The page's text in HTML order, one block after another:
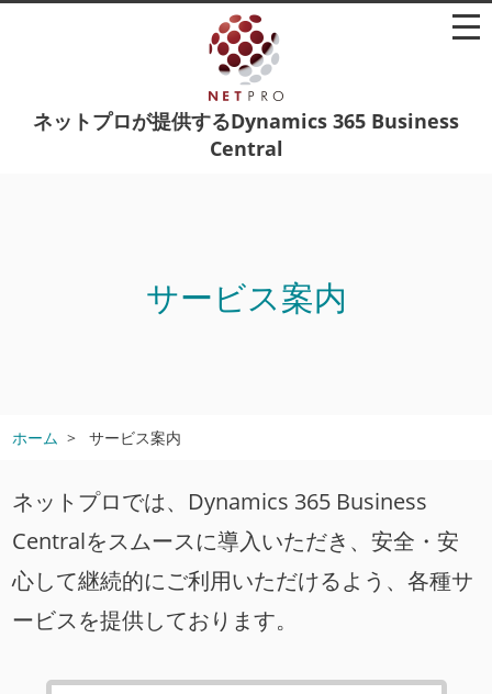
ネットプロが提供するDynamics 365 Business
Central
サービス案内
ホーム サービス案内
ネットプロでは、Dynamics 365 Business
Centralをスムースに導入いただき、安全・安
心して継続的にご利用いただけるよう、各種サ
ービスを提供しております。